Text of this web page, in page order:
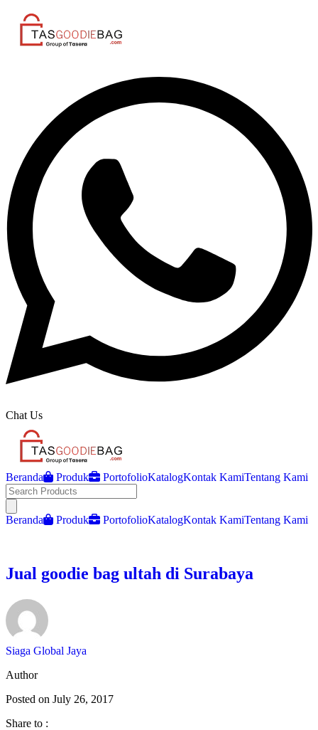
Chat Us
Beranda Produk PortofolioKatalogKontak KamiTentang Kami
Beranda Produk PortofolioKatalogKontak KamiTentang Kami
Jual goodie bag ultah di Surabaya
Siaga Global Jaya
Author
Posted on July 26, 2017
Share to :